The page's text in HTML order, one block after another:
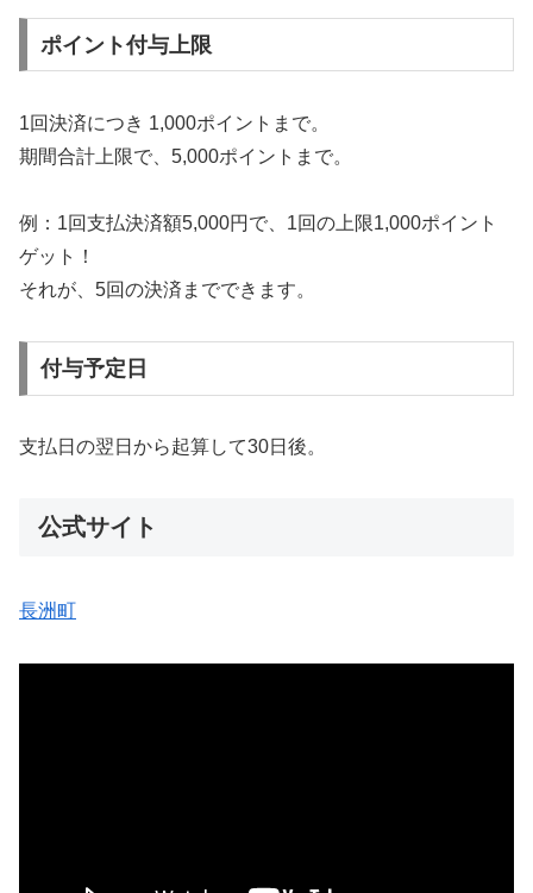
ポイント付与上限
1回決済につき 1,000ポイントまで。
期間合計上限で、5,000ポイントまで。
例：1回支払決済額5,000円で、1回の上限1,000ポイント
ゲット！
それが、5回の決済までできます。
付与予定日
支払日の翌日から起算して30日後。
公式サイト
長洲町